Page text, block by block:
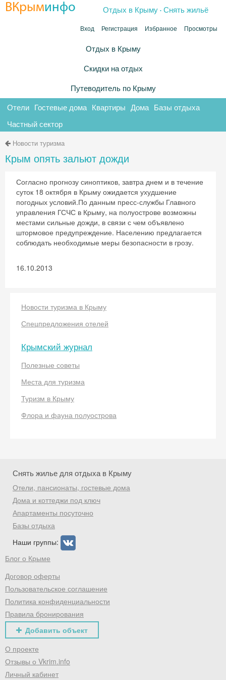
ВКрыминфо Отдых в Крыму .Снять жильё
Вход Регистрация Избранное Просмотры
Отдых в Крыму
Скидки на отдых
Путеводитель по Крыму
Отели Гостевые дома Квартиры Дома Базы отдыха
Частный сектор
Новости туризма
Крым опять зальют дожди
Согласно прогнозу синоптиков, завтра днем и в течение
суток 18 октября в Крыму ожидается ухудшение
погодных условий.По данным пресс-службы Главного
управления ГСЧС в Крыму, на полуострове возможны
местами сильные дожди, в связи с чем объявлено
штормовое предупреждение. Населению предлагается
соблюдать необходимые меры безопасности в грозу.
16.10.2013
Новости туризма в Крыму
Спецпредложения отелей
Крымский журнал
Полезные советы
Места для туризма
Туризм в Крыму
Флора и фауна полуострова
Снять жилье для отдыха в Крыму
Отели, пансионаты, гостевые дома
Дома и коттеджи под ключ
Апартаменты посуточно
Базы отдыха
Наши группы:
Блог о Крыме
Договор оферты
Пользовательское соглашение
Политика конфиденциальности
Правила бронирования
Добавить объект
О проекте
Отзывы о Vkrim.info
Личный кабинет
Хочешь дешевле? Оставь почту и получи
промокод на первое бронирование!